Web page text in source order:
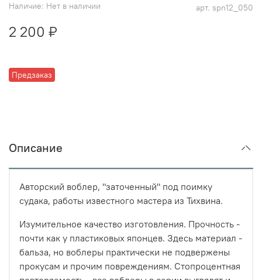
арт. spn12_050
Наличие: Нет в наличии
Предзаказ
2 200 ₽
Описание
Авторский воблер, "заточенный" под поимку
судака, работы известного мастера из Тихвина.
Изумительное качество изготовления. Прочность -
почти как у пластиковых японцев. Здесь материал -
бальза, но воблеры практически не подвержены
прокусам и прочим повреждениям. Стопроцентная